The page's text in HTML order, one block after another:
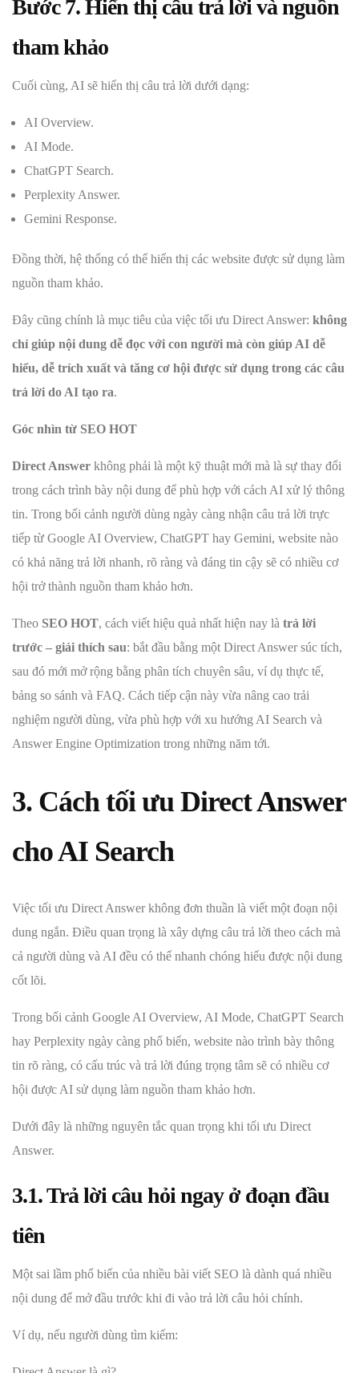
Bước 7. Hiển thị câu trả lời và nguồn
tham khảo
Cuối cùng, AI sẽ hiển thị câu trả lời dưới dạng:
AI Overview.
AI Mode.
ChatGPT Search.
Perplexity Answer.
Gemini Response.
Đồng thời, hệ thống có thể hiển thị các website được sử dụng làm
nguồn tham khảo.
Đây cũng chính là mục tiêu của việc tối ưu Direct Answer: không
chỉ giúp nội dung dễ đọc với con người mà còn giúp AI dễ
hiểu, dễ trích xuất và tăng cơ hội được sử dụng trong các câu
trả lời do AI tạo ra.
Góc nhìn từ SEO HOT
Direct Answer không phải là một kỹ thuật mới mà là sự thay đổi
trong cách trình bày nội dung để phù hợp với cách AI xử lý thông
tin. Trong bối cảnh người dùng ngày càng nhận câu trả lời trực
tiếp từ Google AI Overview, ChatGPT hay Gemini, website nào
có khả năng trả lời nhanh, rõ ràng và đáng tin cậy sẽ có nhiều cơ
hội trở thành nguồn tham khảo hơn.
Theo SEO HOT, cách viết hiệu quả nhất hiện nay là trả lời
trước – giải thích sau: bắt đầu bằng một Direct Answer súc tích,
sau đó mới mở rộng bằng phân tích chuyên sâu, ví dụ thực tế,
bảng so sánh và FAQ. Cách tiếp cận này vừa nâng cao trải
nghiệm người dùng, vừa phù hợp với xu hướng AI Search và
Answer Engine Optimization trong những năm tới.
3. Cách tối ưu Direct Answer
cho AI Search
Việc tối ưu Direct Answer không đơn thuần là viết một đoạn nội
dung ngắn. Điều quan trọng là xây dựng câu trả lời theo cách mà
cả người dùng và AI đều có thể nhanh chóng hiểu được nội dung
cốt lõi.
Trong bối cảnh Google AI Overview, AI Mode, ChatGPT Search
hay Perplexity ngày càng phổ biến, website nào trình bày thông
tin rõ ràng, có cấu trúc và trả lời đúng trọng tâm sẽ có nhiều cơ
hội được AI sử dụng làm nguồn tham khảo hơn.
Dưới đây là những nguyên tắc quan trọng khi tối ưu Direct
Answer.
3.1. Trả lời câu hỏi ngay ở đoạn đầu
tiên
Một sai lầm phổ biến của nhiều bài viết SEO là dành quá nhiều
nội dung để mở đầu trước khi đi vào trả lời câu hỏi chính.
Ví dụ, nếu người dùng tìm kiếm: